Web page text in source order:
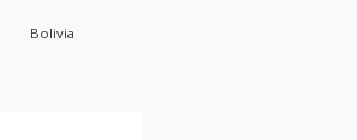
Bolivia